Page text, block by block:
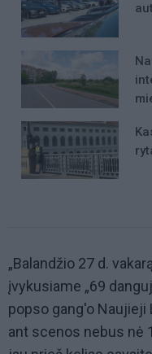
„Balandžio 27 d.
įvykusiame „69
popso gang'o Naujieji
ant scenos nebus nė